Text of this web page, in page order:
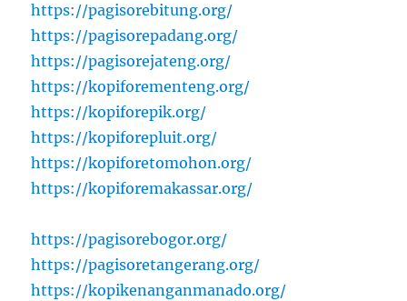
https://pagisorebitung.org/
https://pagisorepadang.org/
https://pagisorejateng.org/
https://kopiforementeng.org/
https://kopiforepik.org/
https://kopiforepluit.org/
https://kopiforetomohon.org/
https://kopiforemakassar.org/
https://pagisorebogor.org/
https://pagisoretangerang.org/
https://kopikenanganmanado.org/